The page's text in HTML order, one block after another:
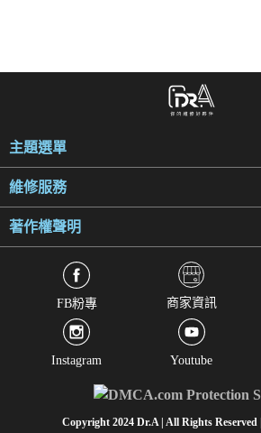
主題選單
維修服務
著作權聲明
FB粉專 商家資訊
Instagram Youtube
Copyright 2024 Dr.A | All Rights